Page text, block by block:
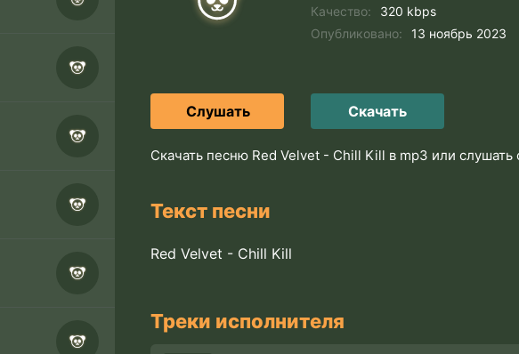
Качество:
320 kbps
Опубликовано:
13 ноябрь 2023
Слушать Скачать
Скачать песню Red Velvet - Chill Kill в mp3 или слушать
Текст песни
Red Velvet - Chill Kill
Треки исполнителя